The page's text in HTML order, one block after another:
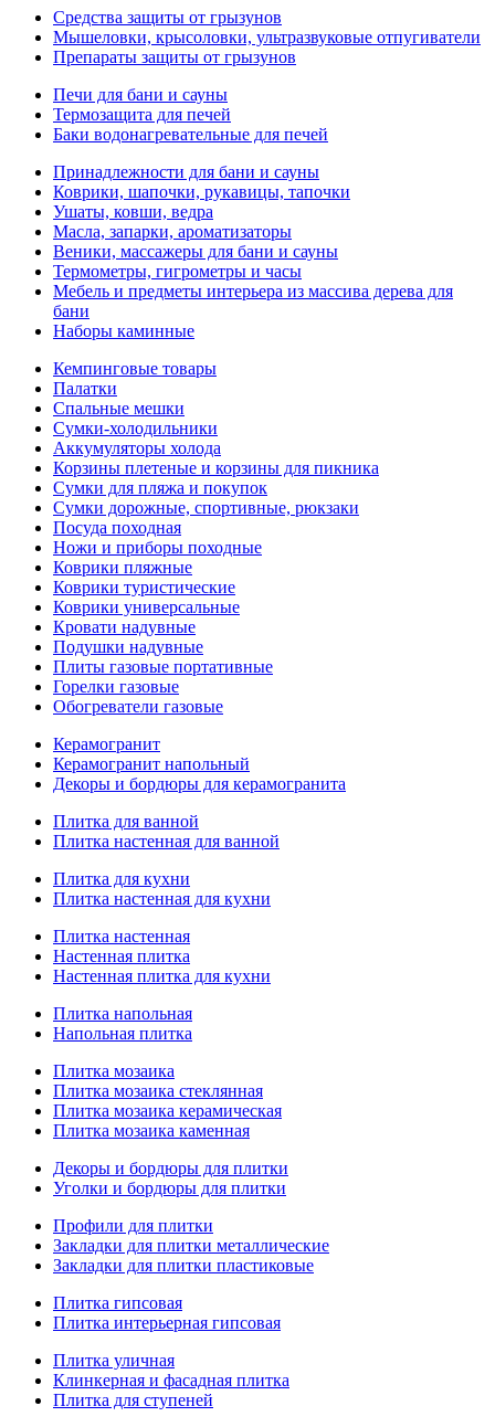
Средства защиты от грызунов
Мышеловки, крысоловки, ультразвуковые отпугиватели
Препараты защиты от грызунов
Печи для бани и сауны
Термозащита для печей
Баки водонагревательные для печей
Принадлежности для бани и сауны
Коврики, шапочки, рукавицы, тапочки
Ушаты, ковши, ведра
Масла, запарки, ароматизаторы
Веники, массажеры для бани и сауны
Термометры, гигрометры и часы
Мебель и предметы интерьера из массива дерева для
бани
Наборы каминные
Кемпинговые товары
Палатки
Спальные мешки
Сумки-холодильники
Аккумуляторы холода
Корзины плетеные и корзины для пикника
Сумки для пляжа и покупок
Сумки дорожные, спортивные, рюкзаки
Посуда походная
Ножи и приборы походные
Коврики пляжные
Коврики туристические
Коврики универсальные
Кровати надувные
Подушки надувные
Плиты газовые портативные
Горелки газовые
Обогреватели газовые
Керамогранит
Керамогранит напольный
Декоры и бордюры для керамогранита
Плитка для ванной
Плитка настенная для ванной
Плитка для кухни
Плитка настенная для кухни
Плитка настенная
Настенная плитка
Настенная плитка для кухни
Плитка напольная
Напольная плитка
Плитка мозаика
Плитка мозаика стеклянная
Плитка мозаика керамическая
Плитка мозаика каменная
Декоры и бордюры для плитки
Уголки и бордюры для плитки
Профили для плитки
Закладки для плитки металлические
Закладки для плитки пластиковые
Плитка гипсовая
Плитка интерьерная гипсовая
Плитка уличная
Клинкерная и фасадная плитка
Плитка для ступеней